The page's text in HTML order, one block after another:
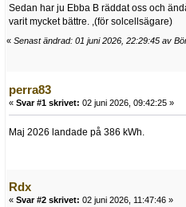
Sedan har ju Ebba B räddat oss och
varit mycket bättre. ,(för solcellsägare)
« Senast ändrad: 01 juni 2026, 22:29:45 av
perra83
« Svar #1 skrivet: 02 juni 2026, 09:42:25 »
Maj 2026 landade på 386 kWh.
Rdx
« Svar #2 skrivet: 02 juni 2026, 11:47:46 »